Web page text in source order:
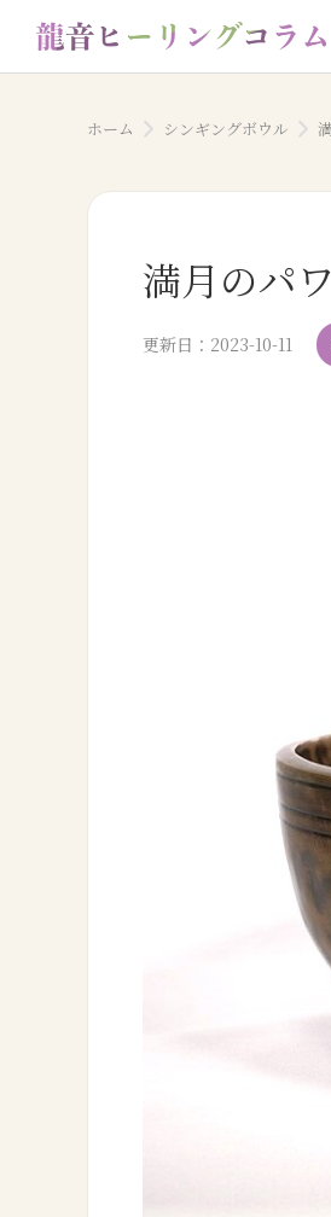
ホーム シンギングボウル
満月のパ
更新日： 2023-10-11